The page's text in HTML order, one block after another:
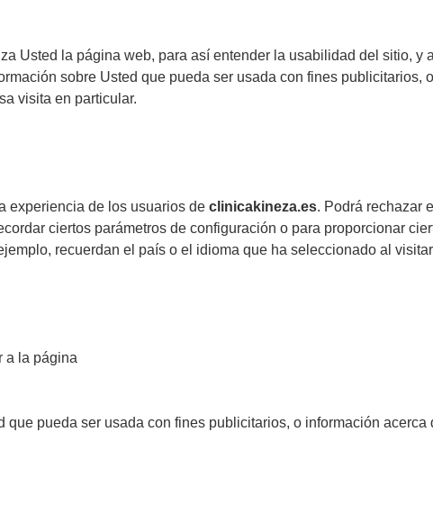
Usted la página web, para así entender la usabilidad del sitio, y
sobre Usted que pueda ser usada con fines publicitarios,
visita en particular.
experiencia de los usuarios de clinicakineza.es. Podrá rechazar
ciertos parámetros de configuración o para proporcionar
recuerdan el país o el idioma que ha seleccionado al
a la página
pueda ser usada con fines publicitarios, o información